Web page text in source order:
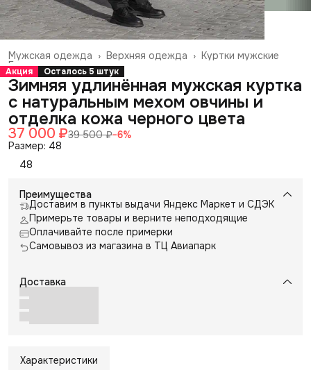
Куртки мужские
Верхняя одежда ›
Мужская одежда ›
Главная ›
Акция Осталось 5 штук
Зимняя удлинённая мужская куртка
с натуральным мехом овчины и
отделка кожа черного цвета
37 000 ₽39 500 ₽−6%
Размер: 48
48
Преимущества
Доставим в пункты выдачи Яндекс Маркет и СДЭК
Примерьте товары и верните неподходящие
Оплачивайте после примерки
Самовывоз из магазина в ТЦ Авиапарк
Доставка
Характеристики